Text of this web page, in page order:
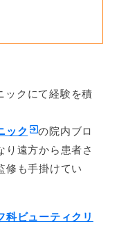
ックにて経験を積
ック
の院内ブロ
り遠方から患者さ
修も手掛けてい
科ビューティクリ